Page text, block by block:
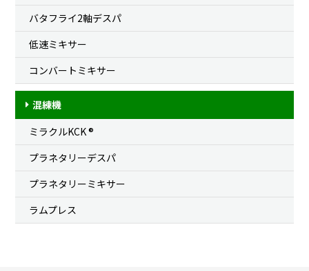
バタフライ2軸デスパ
低速ミキサー
コンバートミキサー
混練機
ミラクルKCK ®
プラネタリーデスパ
プラネタリーミキサー
ラムプレス